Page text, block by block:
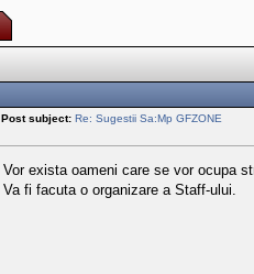
Post subject: Re: Sugestii Sa:Mp GFZONE
Vor exista oameni care se vor ocupa
Va fi facuta o organizare a Staff-ului.